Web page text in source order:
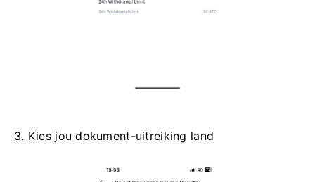
3. Kies jou dokument-uitreiking land